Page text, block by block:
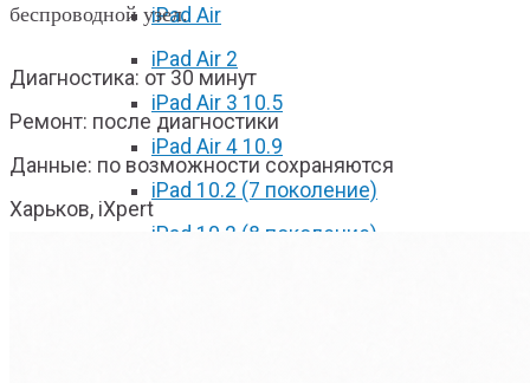
iPad Air
iPad Air 2
iPad Air 3 10.5
iPad Air 4 10.9
iPad 10.2 (7 поколение)
iPad 10.2 (8 поколение)
беспроводной узел.
Диагностика: от 30 минут
Ремонт: после диагностики
Данные: по возможности сохраняются
Харьков, iXpert